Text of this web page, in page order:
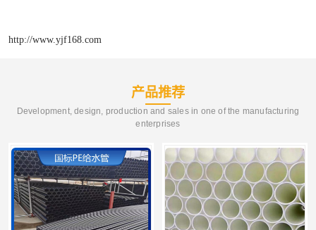
http://www.yjf168.com
产品推荐
Development, design, production and sales in one of the manufacturing
enterprises